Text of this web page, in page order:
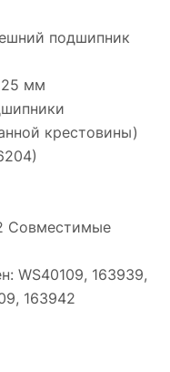
подшипник
25 мм
крестовины)
Совместимые
WS40109, 163939,
163942